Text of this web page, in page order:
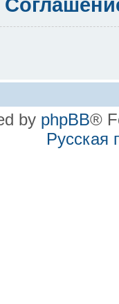
by phpBB®
Русская